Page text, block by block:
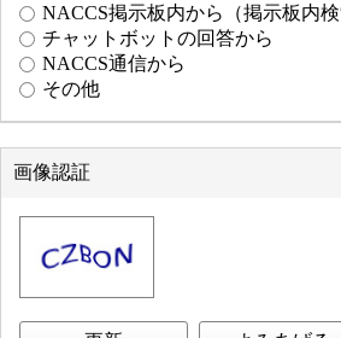
NACCS掲示板内から（掲示板内検
チャットボットの回答から
NACCS通信から
その他
画像認証